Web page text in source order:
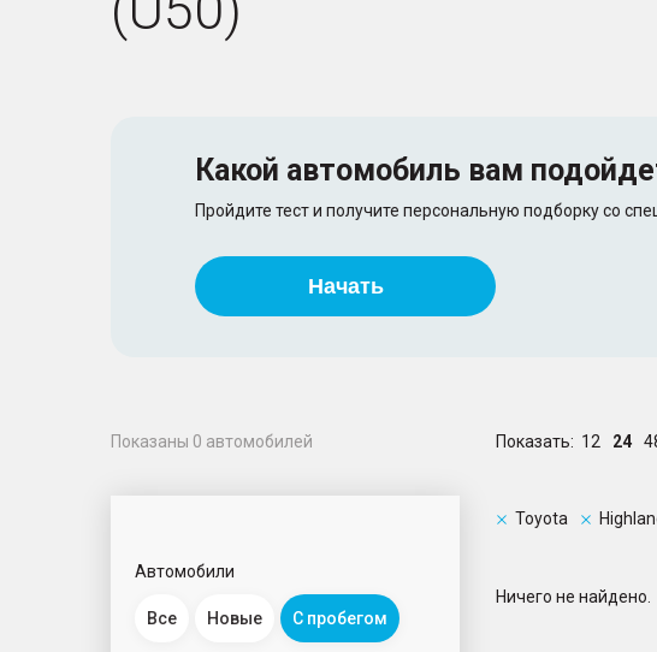
Какой автомобиль вам
Пройдите тест и получите персональную подборку со
Начать
Показаны 0 автомобилей
Автомобили
Все Новые С пробегом
Показать: 12 24
Toyota
Ничего не найдено.